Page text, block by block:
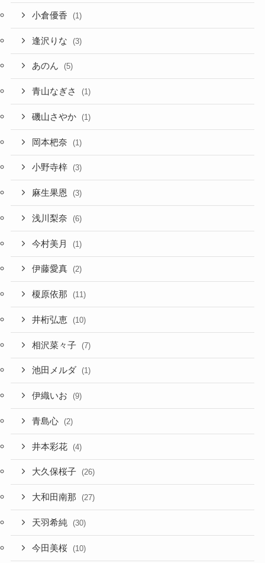
小倉優香 (1)
逢沢りな (3)
あのん (5)
青山なぎさ (1)
磯山さやか (1)
岡本杷奈 (1)
小野寺梓 (3)
麻生果恩 (3)
浅川梨奈 (6)
今村美月 (1)
伊藤愛真 (2)
榎原依那 (11)
井桁弘恵 (10)
相沢菜々子 (7)
池田メルダ (1)
伊織いお (9)
青島心 (2)
井本彩花 (4)
大久保桜子 (26)
大和田南那 (27)
天羽希純 (30)
今田美桜 (10)